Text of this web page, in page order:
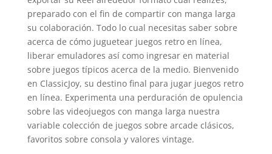
preparado con el fin de compartir con manga larga
su colaboración. Todo lo cual necesitas saber sobre
acerca de cómo juguetear juegos retro en línea,
liberar emuladores así­ como ingresar en material
sobre juegos típicos acerca de la medio. Bienvenido
en ClassicJoy, su destino final para jugar juegos retro
en línea. Experimenta una perduración de opulencia
sobre las videojuegos con manga larga nuestra
variable colección de juegos sobre arcade clásicos,
favoritos sobre consola y valores vintage.